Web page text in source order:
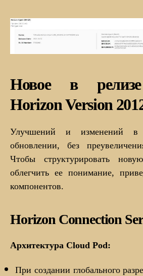
Новое в
Horizon Version
Улучшений и изменений в
обновлении, без
Чтобы структурировать
облегчить ее понимание,
компонентов.
Horizon Connection
Архитектура Cloud Pod:
При создании глобального